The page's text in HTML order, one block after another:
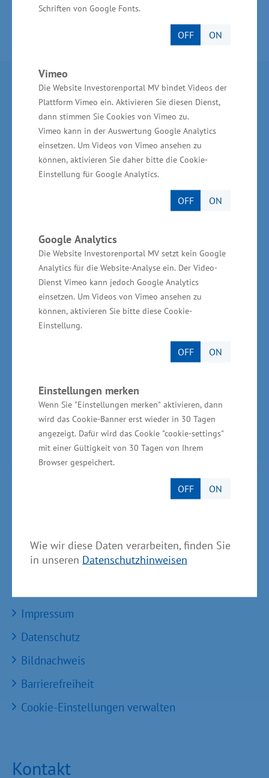
Schriften von Google Fonts.
OFF ON
Vimeo
Die Website Investorenportal MV bindet Videos der
Plattform Vimeo ein. Aktivieren Sie diesen Dienst,
dann stimmen Sie Cookies von Vimeo zu.
Vimeo kann in der Auswertung Google Analytics
einsetzen. Um Videos von Vimeo ansehen zu
können, aktivieren Sie daher bitte die Cookie-
Einstellung für Google Analytics.
OFF ON
Google Analytics
Die Website Investorenportal MV setzt kein Google
Analytics für die Website-Analyse ein. Der Video-
Dienst Vimeo kann jedoch Google Analytics
einsetzen. Um Videos von Vimeo ansehen zu
können, aktivieren Sie bitte diese Cookie-
Einstellung.
OFF ON
Einstellungen merken
Wenn Sie "Einstellungen merken" aktivieren, dann
wird das Cookie-Banner erst wieder in 30 Tagen
angezeigt. Dafür wird das Cookie "cookie-settings"
mit einer Gültigkeit von 30 Tagen von Ihrem
Browser gespeichert.
OFF ON
Wie wir diese Daten verarbeiten, finden Sie
in unseren Datenschutzhinweisen
Partner im Land
Ministerium für Wirtschaft, Infrastruktur,
Tourismus und Arbeit Mecklenburg-Vorpommern
Invest in MV - Wirtschaftsfördergesellschaft des
Landes MV
(LFI M-V)
TBI Technologie-Beratungs-Institut GmbH
GSA - Gesellschaft für Struktur &
Arbeitsmarktentwicklung mbH
GründerMV
Wirtschaftsnahe Institutionen und Kammern des
Landes MV
Services
MV Serviceportal
Aktuelle Broschüren und Downloads
Impressum
Datenschutz
Bildnachweis
Barrierefreiheit
Cookie-Einstellungen verwalten
Kontakt